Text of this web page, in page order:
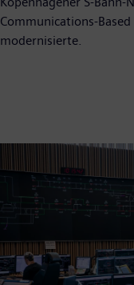
Communications-
modernisierte.